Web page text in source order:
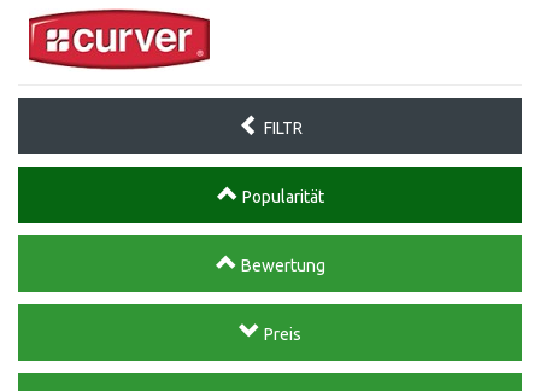
FILTR
Popularität
Bewertung
Preis